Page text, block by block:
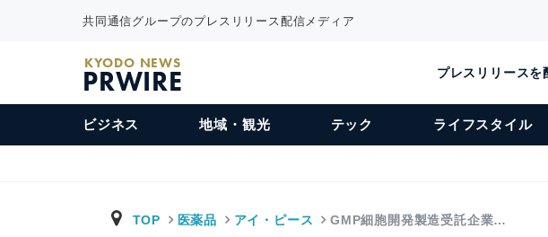
共同通信グループのプレスリリース配信メディア
KYODO NEWS
PRWIRE プレスリリースを
ビジネス 地域・観光 テック ライフスタイル
TOP 医薬品 アイ・ピース GMP細胞開発製造受託企業…